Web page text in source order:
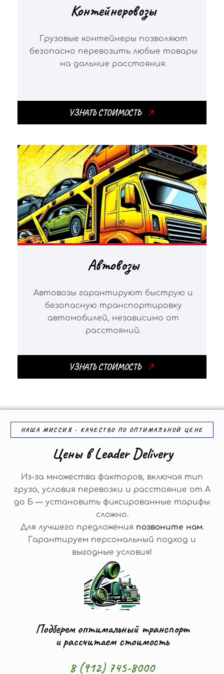
Контейнеровозы
Грузовые контейнеры позволяют
безопасно перевозить любые товары
на дальние расстояния.
УЗНАТЬ СТОИМОСТЬ
Автовозы
Автовозы гарантируют быструю и
безопасную транспортировку
автомобилей, независимо от
расстояний.
УЗНАТЬ СТОИМОСТЬ
НАША МИССИЯ - КАЧЕСТВО ПО ОПТИМАЛЬНОЙ ЦЕНЕ
Цены в Leader Delivery
Из-за множества факторов, включая тип
груза, условия перевозки и расстояние от А
до Б — установить фиксированные тарифы
сложно.
Для лучшего предложения позвоните нам.
Гарантируем персональный подход и
выгодные условия!
Подберем оптимальный транспорт
и рассчитаем стоимость
8 (912) 745-8000